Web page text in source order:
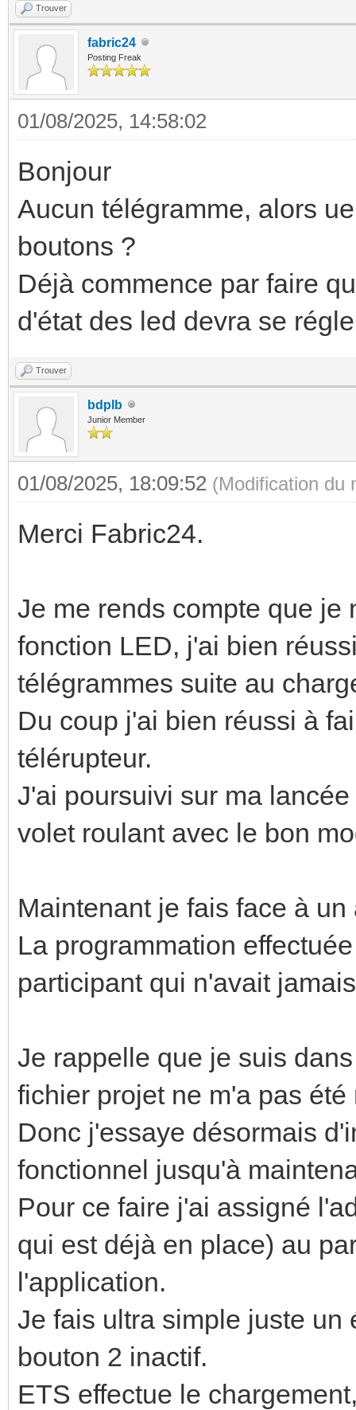
Trouver
fabric24
Posting Freak
01/08/2025, 14:58:02
Bonjour
Aucun télégramme, alors
boutons ?
Déjà commence par faire
d'état des led devra se
Trouver
bdplb
Junior Member
01/08/2025, 18:09:52 (Modification du
Merci Fabric24.
Je me rends compte que je
fonction LED, j'ai bien
télégrammes suite au
Du coup j'ai bien réussi à
télérupteur.
J'ai poursuivi sur ma
volet roulant avec le bon
Maintenant je fais face à
La programmation
participant qui n'avait
Je rappelle que je suis
fichier projet ne m'a pas été
Donc j'essaye désormais
fonctionnel jusqu'à
Pour ce faire j'ai assigné
qui est déjà en place) au
l'application.
Je fais ultra simple juste un
bouton 2 inactif.
ETS effectue le